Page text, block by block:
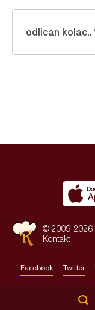
odlican kolac..
© 2009-2026
Kontakt
Facebook Twitter